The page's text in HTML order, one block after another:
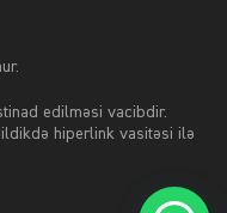
edilməsi vacibdir.
hiperlink vasitəsi ilə